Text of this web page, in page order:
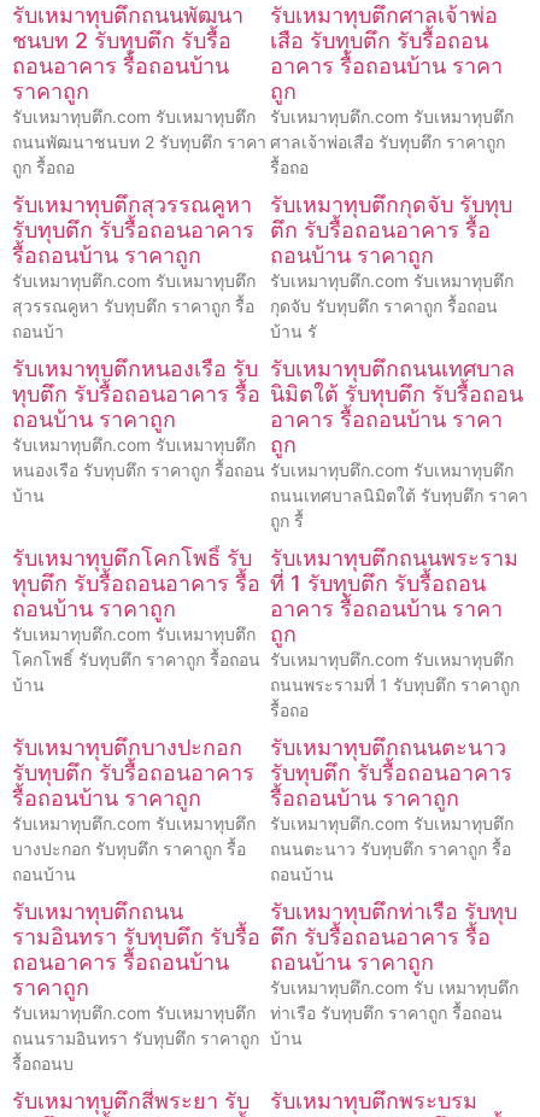
รับเหมาทุบตึกถนนพัฒนา
ชนบท 2 รับทุบตึก รับรื้อ
ถอนอาคาร รื้อถอนบ้าน
ราคาถูก
รับเหมาทุบตึก.com รับเหมาทุบตึก
ถนนพัฒนาชนบท 2 รับทุบตึก ราคา
ถูก รื้อถอ
รับเหมาทุบตึกศาลเจ้าพ่อ
เสือ รับทุบตึก รับรื้อถอน
อาคาร รื้อถอนบ้าน ราคา
ถูก
รับเหมาทุบตึก.com รับเหมาทุบตึก
ศาลเจ้าพ่อเสือ รับทุบตึก ราคาถูก
รื้อถอ
รับเหมาทุบตึกสุวรรณคูหา
รับทุบตึก รับรื้อถอนอาคาร
รื้อถอนบ้าน ราคาถูก
รับเหมาทุบตึก.com รับเหมาทุบตึก
สุวรรณคูหา รับทุบตึก ราคาถูก รื้อ
ถอนบ้า
รับเหมาทุบตึกกุดจับ รับทุบ
ตึก รับรื้อถอนอาคาร รื้อ
ถอนบ้าน ราคาถูก
รับเหมาทุบตึก.com รับเหมาทุบตึก
กุดจับ รับทุบตึก ราคาถูก รื้อถอน
บ้าน รั
รับเหมาทุบตึกหนองเรือ รับ
ทุบตึก รับรื้อถอนอาคาร รื้อ
ถอนบ้าน ราคาถูก
รับเหมาทุบตึก.com รับเหมาทุบตึก
หนองเรือ รับทุบตึก ราคาถูก รื้อถอน
บ้าน
รับเหมาทุบตึกถนนเทศบาล
นิมิตใต้ รับทุบตึก รับรื้อถอน
อาคาร รื้อถอนบ้าน ราคา
ถูก
รับเหมาทุบตึก.com รับเหมาทุบตึก
ถนนเทศบาลนิมิตใต้ รับทุบตึก ราคา
ถูก รื้
รับเหมาทุบตึกโคกโพธิ์ รับ
ทุบตึก รับรื้อถอนอาคาร รื้อ
ถอนบ้าน ราคาถูก
รับเหมาทุบตึก.com รับเหมาทุบตึก
โคกโพธิ์ รับทุบตึก ราคาถูก รื้อถอน
บ้าน
รับเหมาทุบตึกถนนพระราม
ที่ 1 รับทุบตึก รับรื้อถอน
อาคาร รื้อถอนบ้าน ราคา
ถูก
รับเหมาทุบตึก.com รับเหมาทุบตึก
ถนนพระรามที่ 1 รับทุบตึก ราคาถูก
รื้อถอ
รับเหมาทุบตึกบางปะกอก
รับทุบตึก รับรื้อถอนอาคาร
รื้อถอนบ้าน ราคาถูก
รับเหมาทุบตึก.com รับเหมาทุบตึก
บางปะกอก รับทุบตึก ราคาถูก รื้อ
ถอนบ้าน
รับเหมาทุบตึกถนนตะนาว
รับทุบตึก รับรื้อถอนอาคาร
รื้อถอนบ้าน ราคาถูก
รับเหมาทุบตึก.com รับเหมาทุบตึก
ถนนตะนาว รับทุบตึก ราคาถูก รื้อ
ถอนบ้าน
รับเหมาทุบตึกถนน
รามอินทรา รับทุบตึก รับรื้อ
ถอนอาคาร รื้อถอนบ้าน
ราคาถูก
รับเหมาทุบตึก.com รับเหมาทุบตึก
ถนนรามอินทรา รับทุบตึก ราคาถูก
รื้อถอนบ
รับเหมาทุบตึกท่าเรือ รับทุบ
ตึก รับรื้อถอนอาคาร รื้อ
ถอนบ้าน ราคาถูก
รับเหมาทุบตึก.com รับ เหมาทุบตึก
ท่าเรือ รับทุบตึก ราคาถูก รื้อถอน
บ้าน
รับเหมาทุบตึกสี่พระยา รับ
รับเหมาทุบตึกพระบรม